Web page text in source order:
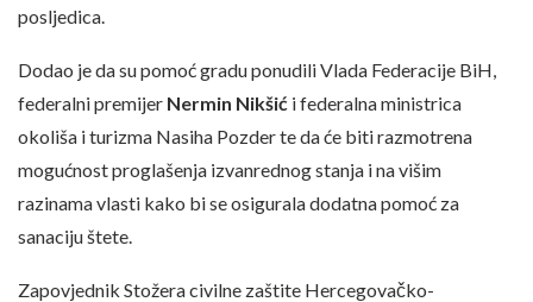
posljedica.
Dodao je da su pomoć gradu ponudili Vlada Federacije BiH,
federalni premijer Nermin Nikšić i federalna ministrica
okoliša i turizma Nasiha Pozder te da će biti razmotrena
mogućnost proglašenja izvanrednog stanja i na višim
razinama vlasti kako bi se osigurala dodatna pomoć za
sanaciju štete.
Zapovjednik Stožera civilne zaštite Hercegovačko-